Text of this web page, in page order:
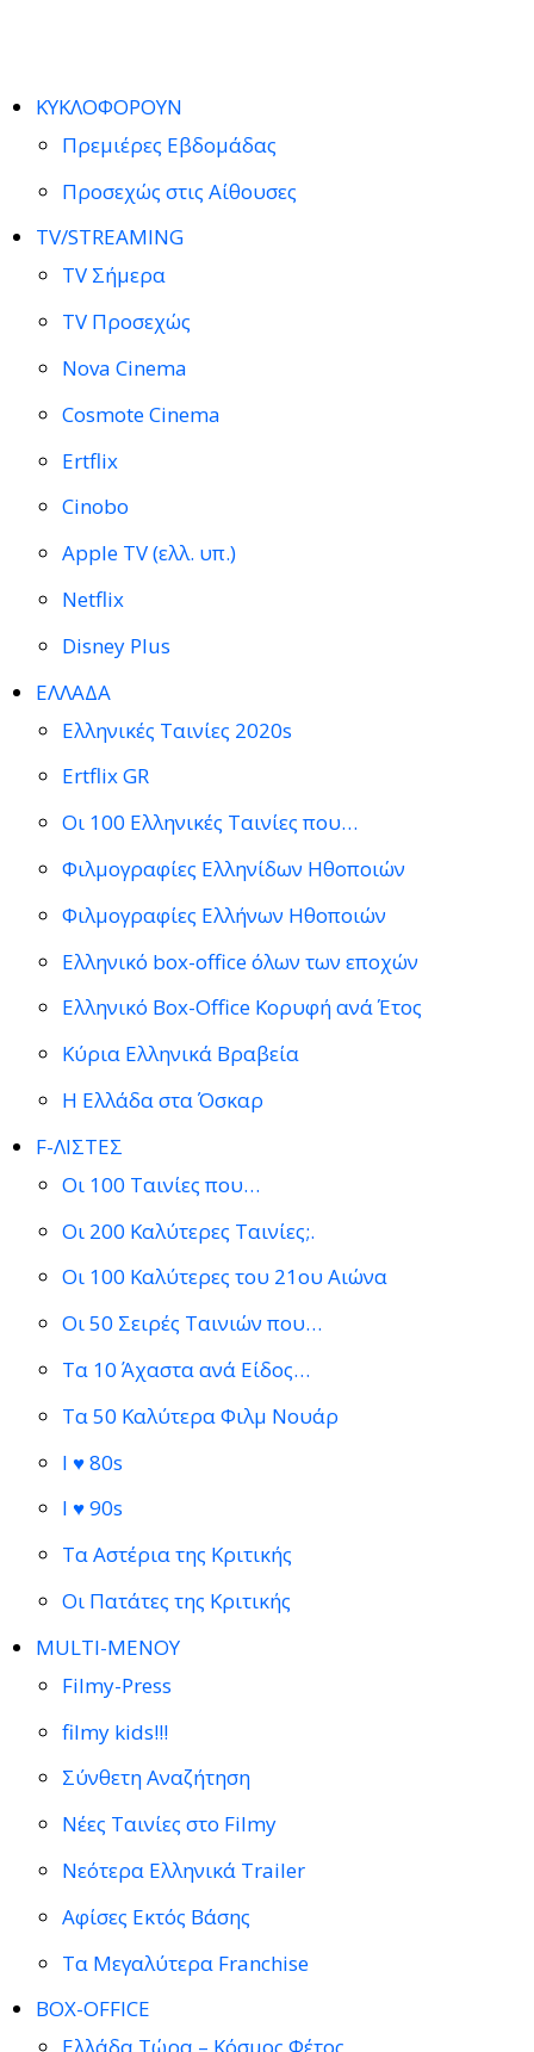
ΚΥΚΛΟΦΟΡΟΥΝ
Πρεμιέρες Εβδομάδας
Προσεχώς στις Αίθουσες
TV/STREAMING
TV Σήμερα
TV Προσεχώς
Nova Cinema
Cosmote Cinema
Ertflix
Cinobo
Apple TV (ελλ. υπ.)
Netflix
Disney Plus
ΕΛΛΑΔΑ
Ελληνικές Ταινίες 2020s
Ertflix GR
Οι 100 Ελληνικές Ταινίες που…
Φιλμογραφίες Ελληνίδων Ηθοποιών
Φιλμογραφίες Ελλήνων Ηθοποιών
Ελληνικό box-office όλων των εποχών
Ελληνικό Box-Office Κορυφή ανά Έτος
Κύρια Ελληνικά Βραβεία
Η Ελλάδα στα Όσκαρ
F-ΛΙΣΤΕΣ
Οι 100 Ταινίες που…
Οι 200 Καλύτερες Ταινίες;.
Οι 100 Καλύτερες του 21ου Αιώνα
Οι 50 Σειρές Ταινιών που…
Τα 10 Άχαστα ανά Είδος…
Τα 50 Καλύτερα Φιλμ Νουάρ
I ♥ 80s
I ♥ 90s
Τα Αστέρια της Κριτικής
Οι Πατάτες της Κριτικής
MULTI-ΜΕΝΟΥ
Filmy-Press
filmy kids!!!
Σύνθετη Αναζήτηση
Νέες Ταινίες στο Filmy
Νεότερα Ελληνικά Trailer
Αφίσες Εκτός Βάσης
Τα Μεγαλύτερα Franchise
BOX-OFFICE